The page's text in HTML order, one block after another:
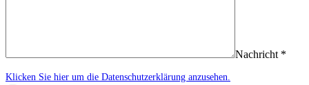
Nachricht *
Klicken Sie hier um die Datenschutzerklärung anzusehen.